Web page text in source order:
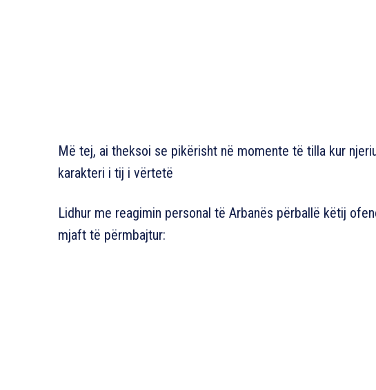
Më tej, ai theksoi se pikërisht në momente të tilla kur
karakteri i tij i vërtetë
Lidhur me reagimin personal të Arbanës përballë këtij
mjaft të përmbajtur: